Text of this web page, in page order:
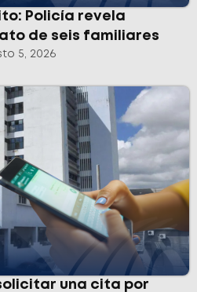
Policía revela
de seis familiares
5, 2026
una cita por